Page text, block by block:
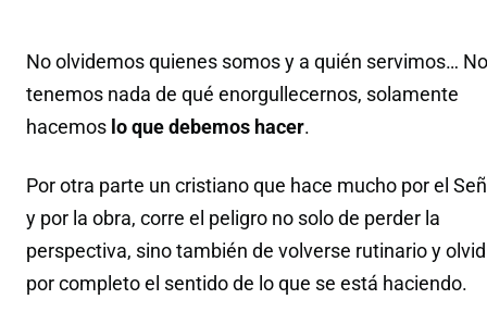
No olvidemos quienes somos y a quién servimos… No
tenemos nada de qué enorgullecernos, solamente
hacemos lo que debemos hacer.
Por otra parte un cristiano que hace mucho por el
y por la obra, corre el peligro no solo de perder la
perspectiva, sino también de volverse rutinario y
por completo el sentido de lo que se está haciendo.